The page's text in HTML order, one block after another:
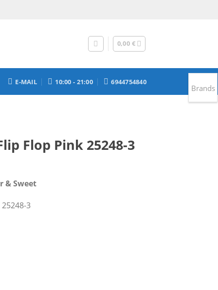
0,00 €
E-MAIL 10:00 - 21:00 6944754840
Flop Pink 25248-3
& Sweet
3
Brands